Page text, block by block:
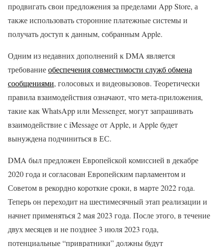
продвигать свои предложения за пределами ‌‌App Store‌‌, а
также использовать сторонние платежные системы и
получать доступ к данным, собранным Apple.
Одним из недавних дополнений к DMA является
требованиеобеспечения совместимости служб обмена
сообщениями, голосовых и видеовызовов. Теоретически
правила взаимодействия означают, что мета-приложения,
такие как WhatsApp или Messenger, могут запрашивать
взаимодействие с iMessage от Apple, и Apple будет
вынуждена подчиниться в ЕС.
DMA был предложен Европейской комиссией в декабре
2020 года и согласован Европейским парламентом и
Советом в рекордно короткие сроки, в марте 2022 года.
Теперь он переходит на шестимесячный этап реализации и
начнет применяться 2 мая 2023 года. После этого, в течение
двух месяцев и не позднее 3 июля 2023 года,
потенциальные “привратники” должны будут